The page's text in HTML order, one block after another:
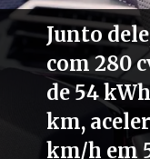
Junto
com 280
de 54
km,
km/h em